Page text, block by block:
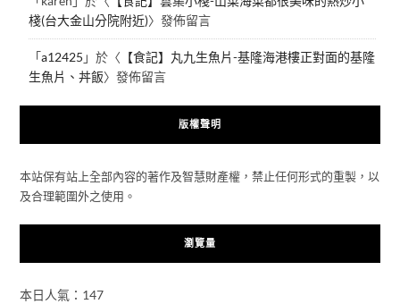
棧(台大金山分院附近)〉發佈留言
「a12425 」於〈 【食記】丸九生魚片-基隆海港樓正對面的基隆
生魚片、丼飯〉發佈留言
版權聲明
本站保有站上全部內容的著作及智慧財產權，禁止任何形式的重製，以
及合理範圍外之使用。
瀏覽量
本日人氣：147